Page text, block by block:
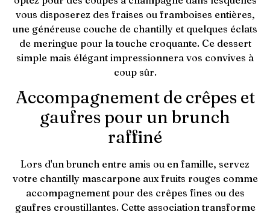
vous disposerez des fraises ou framboises entières,
une généreuse couche de chantilly et quelques éclats
de meringue pour la touche croquante. Ce dessert
simple mais élégant impressionnera vos convives à
coup sûr.
Accompagnement de crêpes et
gaufres pour un brunch
raffiné
Lors d'un brunch entre amis ou en famille, servez
votre chantilly mascarpone aux fruits rouges comme
accompagnement pour des crêpes fines ou des
gaufres croustillantes. Cette association transforme